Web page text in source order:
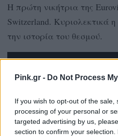
Pink.gr - Do Not Process
If you wish to opt-out of the
processing of your personal or
targeted advertising by us,
section to confirm your
Η πρώτη νικήτρια της
Switzerland. Κυριολεκτικά
την ιστορία του θεσμού.